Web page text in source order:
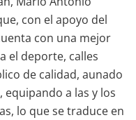
con el apoyo del
con una mejor
el deporte, calles
de calidad, aunado
equipando a las y los
lo que se traduce en